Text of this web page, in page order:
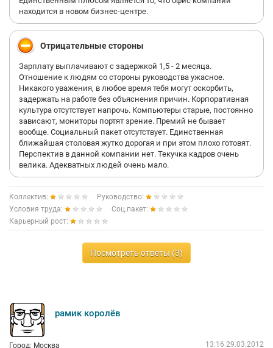
находится в новом бизнес-центре.
Отрицательные стороны
Зарплату выплачивают с задержкой 1,5 - 2 месяца.
Отношение к людям со стороны руководства ужасное.
Никакого уважения, в любое время тебя могут оскорбить,
задержать на работе без объяснения причин. Корпоративная
культура отсутствует напрочь. Компьютеры старые, постоянно
зависают, мониторы портят зрение. Премий не бывает
вообще. Социальный пакет отсутствует. Единственная
ближайшая столовая жутко дорогая и при этом плохо готовят.
Перспектив в данной компании нет. Текучка кадров очень
велика. Адекватных людей очень мало.
Коллектив:
Руководство:
Условия труда:
Соц.пакет:
Карьерный рост:
Посмотреть ответы (3)
рамик королёв
Город: Москва 13:16 29.03.2012